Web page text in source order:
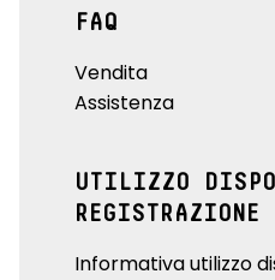
FAQ
Vendita
Assistenza
UTILIZZO
REGISTRAZIONE
Informativa utilizzo